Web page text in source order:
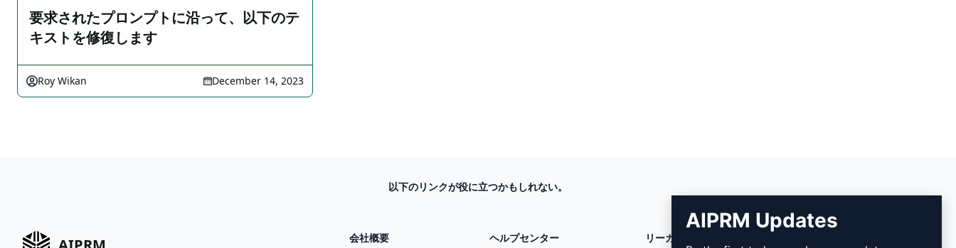
要求されたプロンプトに沿って、以下のテ
キストを修復します
Roy Wikan December 14, 2023
以下のリンクが役に立つかもしれない。
会社概要 ヘルプセンター リーガル
AIPRM Updates